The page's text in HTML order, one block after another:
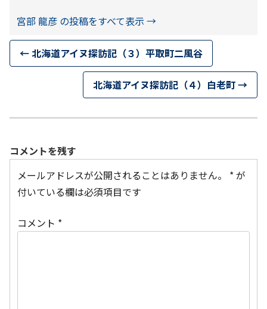
宮部 龍彦 の投稿をすべて表示 →
←北海道アイヌ探訪記（３）平取町二風谷
北海道アイヌ探訪記（４）白老町→
コメントを残す
メールアドレスが公開されることはありません。
*が
付いている欄は必須項目です
コメント *